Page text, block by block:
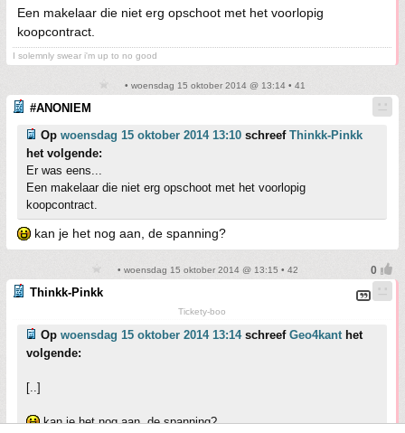
Een makelaar die niet erg opschoot met het voorlopig
koopcontract.
I solemnly swear i'm up to no good
• woensdag 15 oktober 2014 @ 13:14 • 41
#ANONIEM
Op woensdag 15 oktober 2014 13:10 schreef Thinkk-Pinkk
het volgende:
Er was eens...
Een makelaar die niet erg opschoot met het voorlopig
koopcontract.
kan je het nog aan, de spanning?
• woensdag 15 oktober 2014 @ 13:15 • 42
Thinkk-Pinkk
Tickety-boo
Op woensdag 15 oktober 2014 13:14schreef Geo4kant het
volgende:
[..]
kan je het nog aan, de spanning?